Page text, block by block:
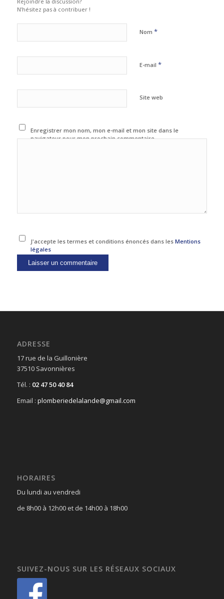
N’hésitez pas à contribuer !
Nom *
E-mail *
Site web
Enregistrer mon nom, mon e-mail et mon site dans le
navigateur pour mon prochain commentaire.
J'accepte les termes et conditions énoncés dans lesMentions
légales
ADRESSE
17 rue de la Guillonière
37510 Savonnières
Tél. : 02 47 50 40 84
Email : plomberiedelalande@gmail.com
HORAIRES
Du lundi au vendredi
de 8h00 à 12h00 et de 14h00 à 18h00
SUIVEZ-NOUS SUR LES RÉSEAUX SOCIAUX